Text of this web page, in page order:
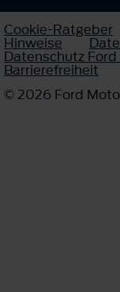
Cookie-Ratgeber
Hinweise
Datenschutz
Barrierefreiheit
© 2026 Ford